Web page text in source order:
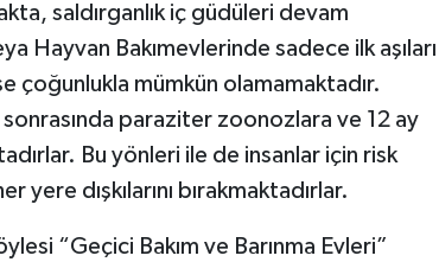
saldırganlık iç güdüleri devam
Hayvan Bakımevlerinde sadece ilk aşıları
çoğunlukla mümkün olamamaktadır.
paraziter zoonozlara ve 12 ay
Bu yönleri ile de insanlar için risk
dışkılarını bırakmaktadırlar.
“Geçici Bakım ve Barınma Evleri”